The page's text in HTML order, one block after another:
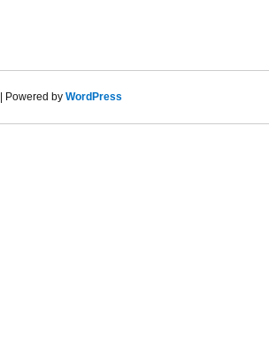
| Powered by WordPress